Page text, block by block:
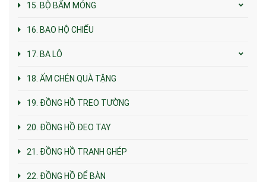
15. BỘ BẤM MÓNG
16. BAO HỘ CHIẾU
17. BA LÔ
18. ẤM CHÉN QUÀ TẶNG
19. ĐỒNG HỒ TREO TƯỜNG
20. ĐỒNG HỒ ĐEO TAY
21. ĐỒNG HỒ TRANH GHÉP
22. ĐỒNG HỒ ĐỂ BÀN